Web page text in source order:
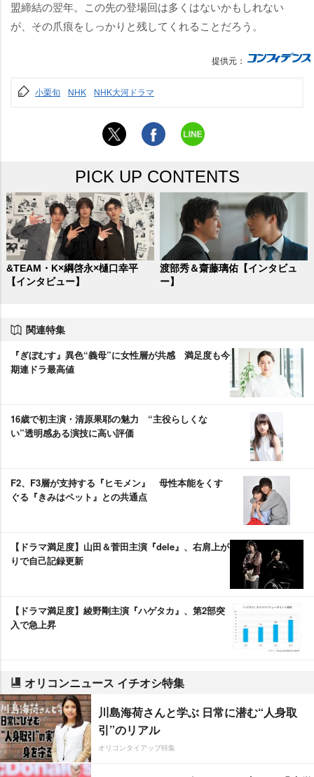
盟締結の翌年。この先の登場回は多くはないかもしれない
が、その爪痕をしっかりと残してくれることだろう。
提供元：
小栗旬 NHK NHK大河ドラマ
PICK UP CONTENTS
&TEAM・K×綱啓永×樋口幸平
【インタビュー】
渡部秀＆齋藤璃佑【インタビュ
ー】
関連特集
『ぎぼむす』異色“義母”に女性層が共感 満足度も今
期連ドラ最高値
16歳で初主演・清原果耶の魅力 “主役らしくな
い”透明感ある演技に高い評価
F2、F3層が支持する『ヒモメン』 母性本能をくす
ぐる『きみはペット』との共通点
【ドラマ満足度】山田＆菅田主演『dele』、右肩上が
りで自己記録更新
【ドラマ満足度】綾野剛主演『ハゲタカ』、第2部突
入で急上昇
オリコンニュース イチオシ特集
川島海荷さんと学ぶ 日常に潜む“人身取
引”のリアル
オリコンタイアップ特集